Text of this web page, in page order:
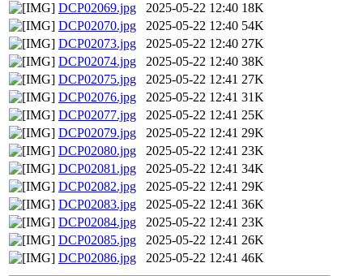
DCP02069.jpg
2025-05-22 12:40 18K
DCP02070.jpg
2025-05-22 12:40 54K
DCP02073.jpg
2025-05-22 12:40 27K
DCP02074.jpg
2025-05-22 12:40 38K
DCP02075.jpg
2025-05-22 12:41 27K
DCP02076.jpg
2025-05-22 12:41 31K
DCP02077.jpg
2025-05-22 12:41 25K
DCP02079.jpg
2025-05-22 12:41 29K
DCP02080.jpg
2025-05-22 12:41 23K
DCP02081.jpg
2025-05-22 12:41 34K
DCP02082.jpg
2025-05-22 12:41 29K
DCP02083.jpg
2025-05-22 12:41 36K
DCP02084.jpg
2025-05-22 12:41 23K
DCP02085.jpg
2025-05-22 12:41 26K
DCP02086.jpg
2025-05-22 12:41 46K